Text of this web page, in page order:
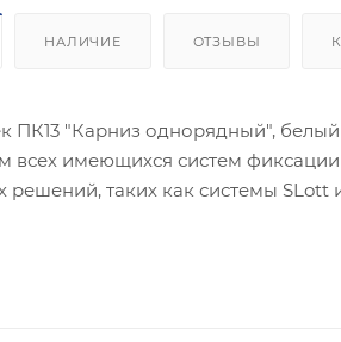
НАЛИЧИЕ ОТЗЫВЫ
ПК13 "Карниз однорядный", белый
всех имеющихся систем
таких как системы SLott